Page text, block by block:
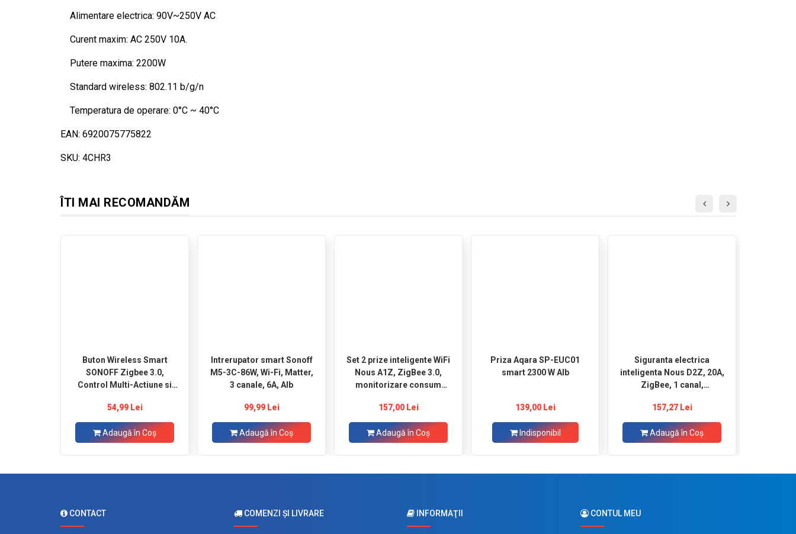
Alimentare electrica: 90V~250V AC
Curent maxim: AC 250V 10A.
Putere maxima: 2200W
Standard wireless: 802.11 b/g/n
Temperatura de operare: 0°C ~ 40°C
EAN: 6920075775822
SKU: 4CHR3
ÎTI MAI RECOMANDĂM
Buton Wireless Smart
SONOFF Zigbee 3.0,
Control Multi-Actiune si
54,99 Lei
Adaugă în Coş
Intrerupator smart Sonoff
M5-3C-86W, Wi-Fi, Matter,
3 canale, 6A, Alb
99,99 Lei
Adaugă în Coş
Set 2 prize inteligente WiFi
Nous A1Z, ZigBee 3.0,
monitorizare consum
157,00 Lei
Adaugă în Coş
Priza Aqara SP-EUC01
smart 2300 W Alb
139,00 Lei
Indisponibil
Siguranta electrica
inteligenta Nous D2Z, 20A,
ZigBee, 1 canal,
montare pe sina DIN
157,27 Lei
Adaugă în Coş
CONTACT COMENZI ŞI LIVRARE INFORMAŢII CONTUL MEU